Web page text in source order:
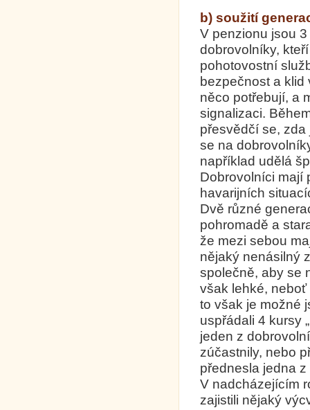
b) soužití
V penzionu jsou
dobrovolníky,
pohotovostní
bezpečnost a klid
něco potřebují, a
signalizaci.
přesvědčí se,
se na
například udělá
Dobrovolníci mají
havarijních
Dvě různé
pohromadě a
že mezi sebou
nějaký nenásilný
společně, aby se
však lehké,
to však je možné
uspřádali 4 kursy
jeden z
zúčastnily, nebo
přednesla jedna
V nadcházejícím
zajistili nějaký